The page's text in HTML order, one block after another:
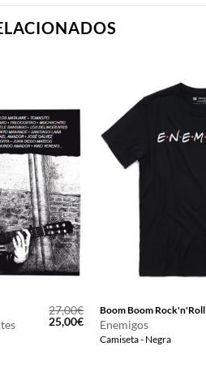
27,00€
El
precio
25,00€El
precio
actual
Boom Boom Rock'n'Roll
Enemigos
Camiseta - Negra